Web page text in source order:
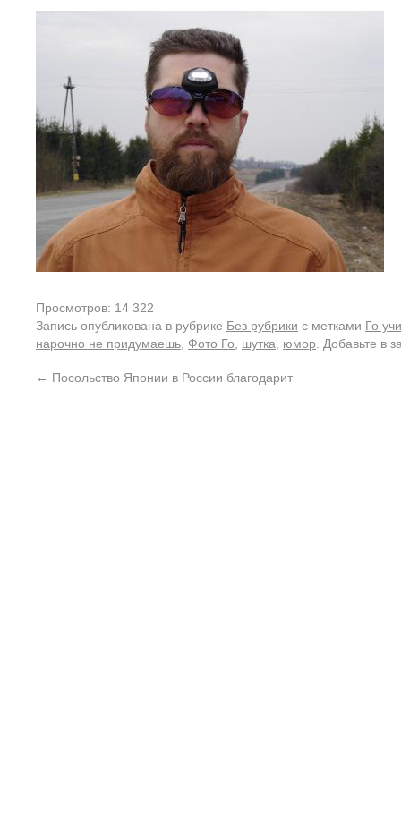
Просмотров: 14 322
Запись опубликована в рубрике Без рубрики с метками Го
нарочно не придумаешь Фото Го шутка юмор . Добавьте в
← Посольство Японии в России благодарит